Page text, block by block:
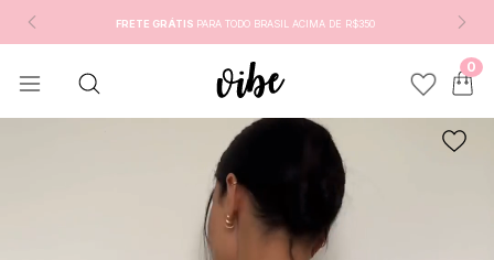
FRETE GRÁTIS PARA TODO BRASIL ACIMA DE R$350
0